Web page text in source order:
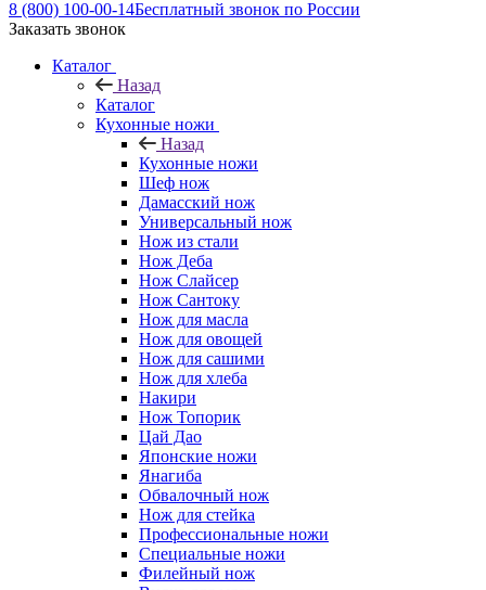
8 (800) 100-00-14Бесплатный звонок по России
Заказать звонок
Каталог
Назад
Каталог
Кухонные ножи
Назад
Кухонные ножи
Шеф нож
Дамасский нож
Универсальный нож
Нож из стали
Нож Деба
Нож Слайсер
Нож Сантоку
Нож для масла
Нож для овощей
Нож для сашими
Нож для хлеба
Накири
Нож Топорик
Цай Дао
Японские ножи
Янагиба
Обвалочный нож
Нож для стейка
Профессиональные ножи
Специальные ножи
Филейный нож